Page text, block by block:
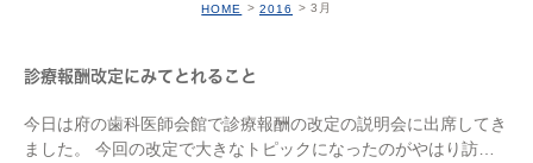
HOME 2016 3月
診療報酬改定にみてとれること
今日は府の歯科医師会館で診療報酬の改定の説明会に出席してき
ました。 今回の改定で大きなトピックになったのがやはり訪問